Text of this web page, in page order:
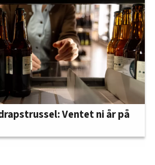
Ventet ni år på